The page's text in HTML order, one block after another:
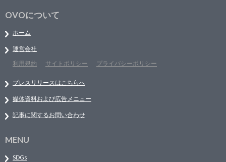
OVOについて
ホーム
運営会社
利用規約
サイトポリシー プライバシーポリシー
プレスリリースはこちらへ
媒体資料および広告メニュー
記事に関するお問い合わせ
MENU
SDGs